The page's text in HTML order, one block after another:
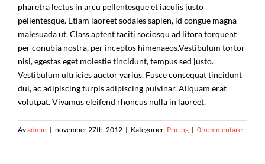
pharetra lectus in arcu pellentesque et iaculis justo
pellentesque. Etiam laoreet sodales sapien, id congue magna
malesuada ut. Class aptent taciti sociosqu ad litora torquent
per conubia nostra, per inceptos himenaeos.Vestibulum tortor
nisi, egestas eget molestie tincidunt, tempus sed justo.
Vestibulum ultricies auctor varius. Fusce consequat tincidunt
dui, ac adipiscing turpis adipiscing pulvinar. Aliquam erat
volutpat. Vivamus eleifend rhoncus nulla in laoreet.
Avadmin | november 27th, 2012 | Kategorier: Pricing | 0 kommentarer